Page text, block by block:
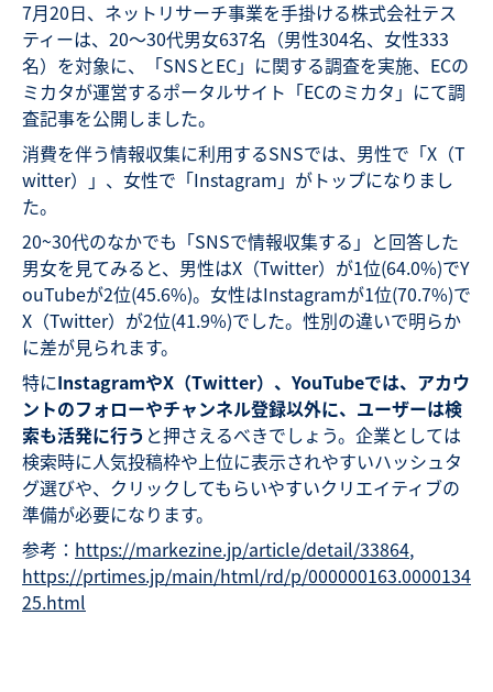
7月20日、ネットリサーチ事業を手掛ける株式会社テス
ティーは、20〜30代男女637名（男性304名、女性333
名）を対象に、「SNSとEC」に関する調査を実施、ECの
ミカタが運営するポータルサイト「ECのミカタ」にて調
査記事を公開しました。
消費を伴う情報収集に利用するSNSでは、男性で「X（T
witter）」、女性で「Instagram」がトップになりまし
た。
20~30代のなかでも「SNSで情報収集する」と回答した
男女を見てみると、男性はX（Twitter）が1位(64.0%)でY
ouTubeが2位(45.6%)。女性はInstagramが1位(70.7%)で
X（Twitter）が2位(41.9%)でした。性別の違いで明らか
に差が見られます。
特にInstagramやX（Twitter）、YouTubeでは、アカウ
ントのフォローやチャンネル登録以外に、ユーザーは検
索も活発に行う と押さえるべきでしょう。企業としては
検索時に人気投稿枠や上位に表示されやすいハッシュタ
グ選びや、クリックしてもらいやすいクリエイティブの
準備が必要になります。
参考： https://markezine.jp/article/detail/33864,
https://prtimes.jp/main/html/rd/p/000000163.0000134
25.html